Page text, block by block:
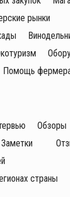
рынки
Помощь
Обзоры
Заметки
страны